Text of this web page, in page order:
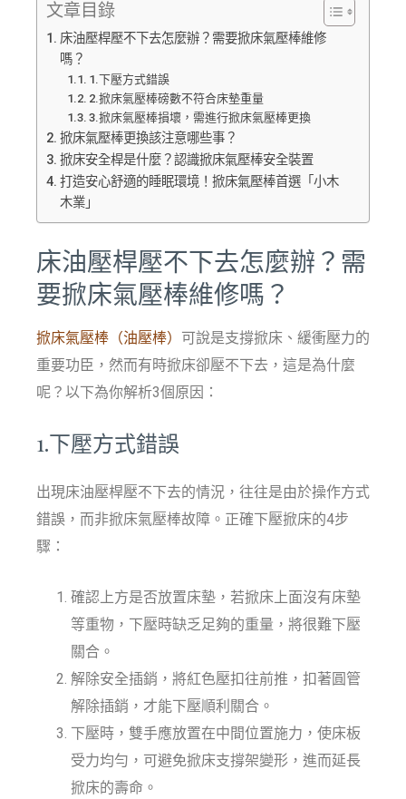
文章目錄
床油壓桿壓不下去怎麼辦？需要掀床氣壓棒維修
嗎？
1.下壓方式錯誤
2.掀床氣壓棒磅數不符合床墊重量
3.掀床氣壓棒損壞，需進行掀床氣壓棒更換
掀床氣壓棒更換該注意哪些事？
掀床安全桿是什麼？認識掀床氣壓棒安全裝置
打造安心舒適的睡眠環境！掀床氣壓棒首選「小木
木業」
床油壓桿壓不下去怎麼辦？需
要掀床氣壓棒維修嗎？
掀床氣壓棒（油壓棒） 可說是支撐掀床、緩衝壓力的
重要功臣，然而有時掀床卻壓不下去，這是為什麼
呢？以下為你解析3個原因：
1.下壓方式錯誤
出現床油壓桿壓不下去的情況，往往是由於操作方式
錯誤，而非掀床氣壓棒故障。正確下壓掀床的4步
驟：
確認上方是否放置床墊，若掀床上面沒有床墊
等重物，下壓時缺乏足夠的重量，將很難下壓
關合。
解除安全插銷，將紅色壓扣往前推，扣著圓管
解除插銷，才能下壓順利關合。
下壓時，雙手應放置在中間位置施力，使床板
受力均勻，可避免掀床支撐架變形，進而延長
掀床的壽命。